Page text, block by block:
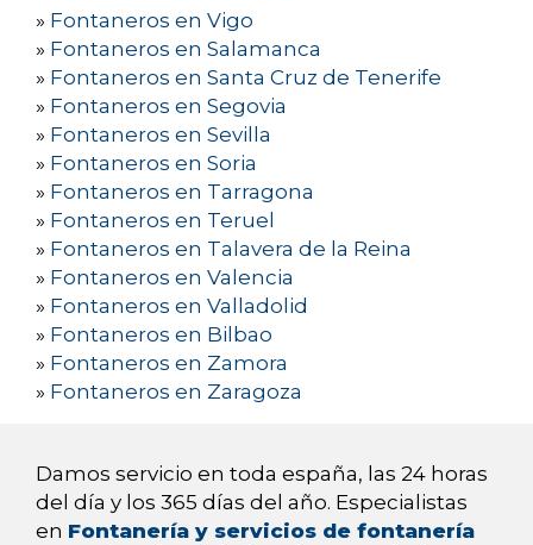
» Fontaneros en Vigo
» Fontaneros en Salamanca
» Fontaneros en Santa Cruz de Tenerife
» Fontaneros en Segovia
» Fontaneros en Sevilla
» Fontaneros en Soria
» Fontaneros en Tarragona
» Fontaneros en Teruel
» Fontaneros en Talavera de la Reina
» Fontaneros en Valencia
» Fontaneros en Valladolid
» Fontaneros en Bilbao
» Fontaneros en Zamora
» Fontaneros en Zaragoza
Damos servicio en toda españa, las 24 horas
del día y los 365 días del año. Especialistas
en Fontanería y servicios de fontanería